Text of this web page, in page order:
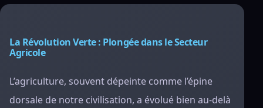
La Révolution Verte : Plongée dans le Secteur
Agricole
L’agriculture, souvent dépeinte comme l’épine
dorsale de notre civilisation, a évolué bien au-delà